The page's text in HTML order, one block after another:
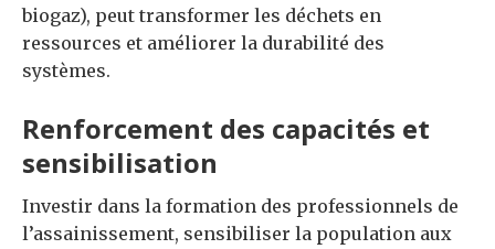
biogaz), peut transformer les déchets en
ressources et améliorer la durabilité des
systèmes.
Renforcement des capacités et
sensibilisation
Investir dans la formation des professionnels de
l’assainissement, sensibiliser la population aux